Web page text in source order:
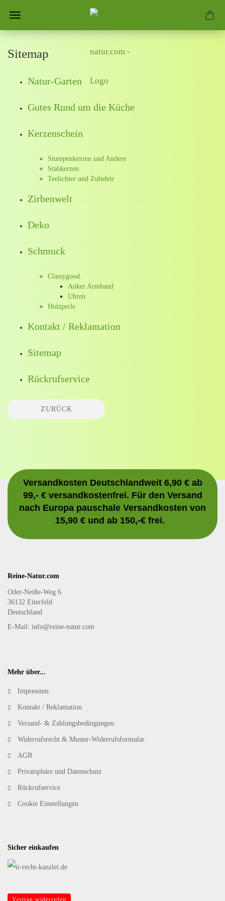
Sitemap
Natur-Garten
Gutes Rund um die Küche
Kerzenschein
Stumpenkerzen und Andere
Stabkerzen
Teelichter und Zubehör
Zirbenwelt
Deko
Schmuck
Classygood.
Anker Armband
Uhren
Holzperle
Kontakt / Reklamation
Sitemap
Rückrufservice
ZURÜCK
Versandkosten Deutschlandweit 6,90 € ab
99,- € versandkostenfrei. Für den Versand
nach Europa pauschale Versandkosten von
15,90 € und ab 150,-€ frei.
Reine-Natur.com
Oder-Neiße-Weg 6
36132 Eiterfeld
Deutschland
E-Mail: info@reine-natur.com
Mehr über...
Impressum
Kontakt / Reklamation
Versand- & Zahlungsbedingungen
Widerrufsrecht & Muster-Widerrufsformular
AGB
Privatsphäre und Datenschutz
Rückrufservice
Cookie Einstellungen
Sicher einkaufen
Vertrag widerrufen